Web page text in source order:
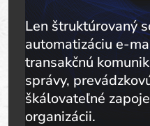
Len štruktúrovaný
automatizáciu e-
transakčnú
správy,
škálovateľné
organizácii.